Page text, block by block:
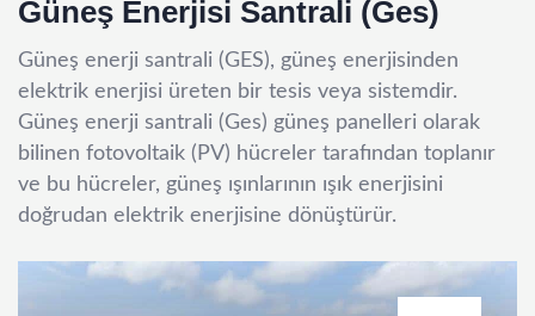
Güneş Enerjisi Santrali (Ges)
Güneş enerji santrali (GES), güneş enerjisinden
elektrik enerjisi üreten bir tesis veya sistemdir.
Güneş enerji santrali (Ges) güneş panelleri olarak
bilinen fotovoltaik (PV) hücreler tarafından toplanır
ve bu hücreler, güneş ışınlarının ışık enerjisini
doğrudan elektrik enerjisine dönüştürür.